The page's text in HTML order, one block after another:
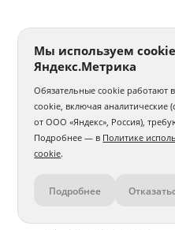
Контакты
Мы используем
Яндекс.Метрика
Обязательные cookie работают
cookie, включая аналитические
от ООО «Яндекс», Россия),
Подробнее — в Политике
cookie.
Подробнее